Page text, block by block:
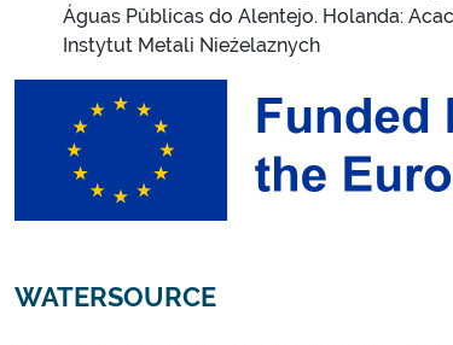
Águas Públicas do Alentejo. Holanda:
Instytut Metali Nieżelaznych
WATERSOURCE